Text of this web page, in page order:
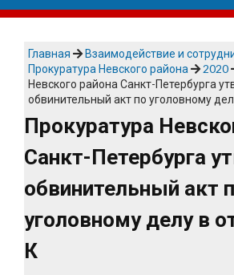
Главная
Взаимодействие и
Прокуратура Невского района
2020
Невского района Санкт-Петербурга
обвинительный акт по уголовному
Прокуратура
Санкт-Петербурга
обвинительный акт
уголовному делу в
К